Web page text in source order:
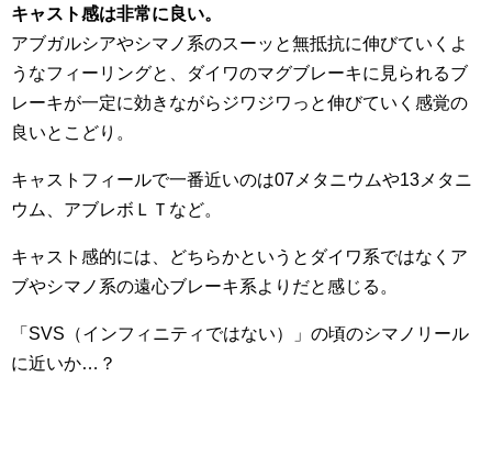
キャスト感は非常に良い。
アブガルシアやシマノ系のスーッと無抵抗に伸びていくよ
うなフィーリングと、ダイワのマグブレーキに見られるブ
レーキが一定に効きながらジワジワっと伸びていく感覚の
良いとこどり。
キャストフィールで一番近いのは07メタニウムや13メタニ
ウム、アブレボＬＴなど。
キャスト感的には、どちらかというとダイワ系ではなくア
ブやシマノ系の遠心ブレーキ系よりだと感じる。
「SVS（インフィニティではない）」の頃のシマノリール
に近いか…？